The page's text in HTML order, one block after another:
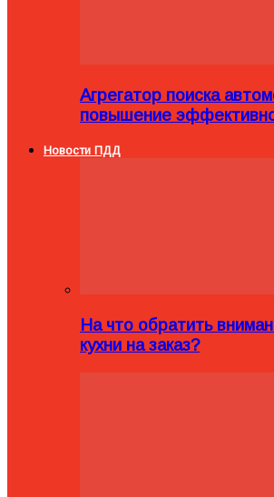
Агрегатор поиска
повышение
Новости ПДД
На что обратить
кухни на заказ?